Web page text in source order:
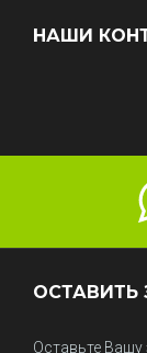
НАШИ
ОСТАВИТЬ
Оставьте Вашу